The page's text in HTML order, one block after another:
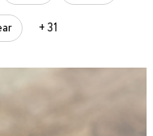
+ 31